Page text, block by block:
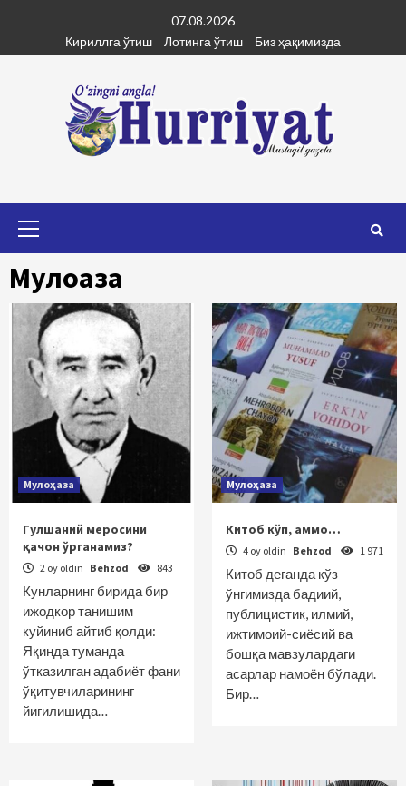
content
07.08.2026
Кириллга ўтиш
Лотинга ўтиш Биз ҳақимизда
Мулоҳаза
Мулоҳаза
Гулшаний меросини
қачон ўрганамиз?
2 oy oldin Behzod 843
Кунларнинг бирида бир
ижодкор танишим
куйиниб айтиб қолди:
Яқинда туманда
ўтказилган адабиёт фани
ўқитувчиларининг
йиғилишида…
Мулоҳаза
Китоб кўп, аммо…
4 oy oldin Behzod 1 971
Китоб деганда кўз
ўнгимизда бадиий,
публицистик, илмий,
ижтимоий-сиёсий ва
бошқа мавзулардаги
асарлар намоён бўлади.
Бир…